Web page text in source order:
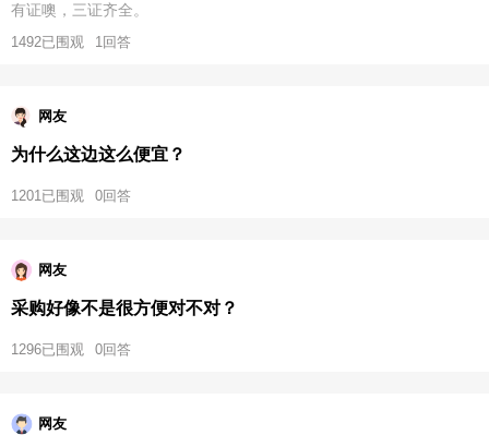
有证噢，三证齐全。
1492已围观 1回答
网友
为什么这边这么便宜？
1201已围观 0回答
网友
采购好像不是很方便对不对？
1296已围观 0回答
网友